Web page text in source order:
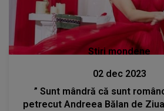
Stiri mondene
02 dec 2023
” Sunt mândră că sunt
petrecut Andreea Bălan de